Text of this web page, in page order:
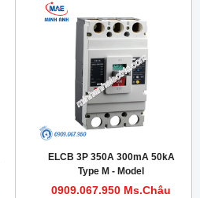
ELCB 3P 350A 300mA 50kA
Type M - Model
HDM1LE400M3503T
0909.067.950 Ms.Châu